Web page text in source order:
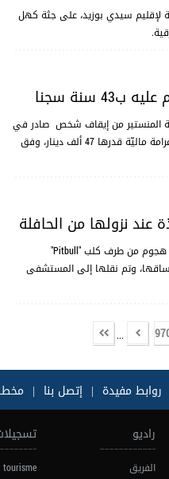
لإقليم سيدي بوزيد، على جثة كهل
سنة سجنا
المنستير من إيقاف شخص صادر في
شأنه 51 حكما قضائيا يقضي بسجنه 43 سنة سجنا من أجل إصدار صكوك دون رصيد وغرامة ماليّة قدرها 47 ألف دينار، وفق
Pitbull
"
وتم نقلها إلى المستشفى
...
روابط مفيدة | إتصل بنا |
راديو
الفريق
tourisme